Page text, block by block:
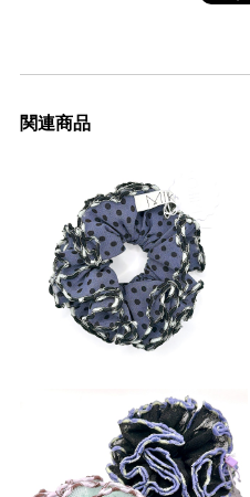
関連商品